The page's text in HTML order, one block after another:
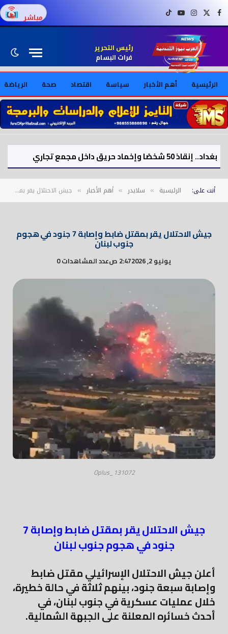
فيسبوكX (Twitter)
إنستغراميوتيوبتيك توك مباشر
رئيس التحرير
فرات البسام
الرئيسية أهم الأخبار سياسة اقتصاد صحة الرياضة
بغداد.. إنقاذ 50 شخصًا وإخماد حريق داخل مجمع تجاري
أنت على: الرئيسية » سلايدر » أهم الأخبار » جيش الاحتلال يقر بمقتل ضابط وإصابة 7 جنود في هجوم جنوب لبنان
جيش الاحتلال يقر بمقتل ضابط وإصابة 7 جنود في هجوم
جنوب لبنان
يونيو 2, 2026 2:47 ص عدد المشاهدات 0
Oplus_131072
جيش الاحتلال يقر بمقتل ضابط وإصابة 7
جنود في هجوم جنوب لبنان
أعلن جيش الاحتلال الإسرائيلي مقتل ضابط
وإصابة سبعة جنود، بينهم ثلاثة في حالة خطيرة،
خلال عمليات عسكرية في جنوب لبنان، في
أحدث خسائره المعلنة على الجبهة الشمالية.